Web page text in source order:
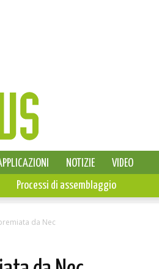
NOTIZIE
VIDEO
Processi di assemblaggio
da Nec